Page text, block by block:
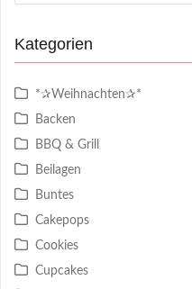
Kategorien
*✰Weihnachten✰*
Backen
BBQ & Grill
Beilagen
Buntes
Cakepops
Cookies
Cupcakes